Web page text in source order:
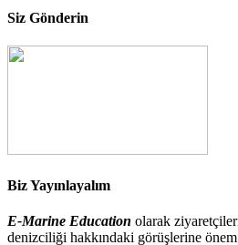
Siz Gönderin
Biz Yayınlayalım
E-Marine Education olarak
denizciliği hakkındaki görüşlerine